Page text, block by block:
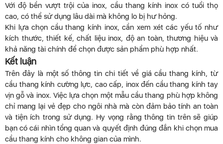
Với độ bền vượt trội của inox, cầu thang kính inox có tuổi thọ
cao, có thể sử dụng lâu dài mà không lo bị hư hỏng.
Khi lựa chọn cầu thang kính inox, cần xem xét các yếu tố như
kích thước, thiết kế, chất liệu inox, độ an toàn, thương hiệu và
khả năng tài chính để chọn được sản phẩm phù hợp nhất.
Kết luận
Trên đây là một số thông tin chi tiết về giá cầu thang kính, từ
cầu thang kính cường lực, cao cấp, inox đến cầu thang kính tay
vịn gỗ và inox. Việc lựa chọn một mẫu cầu thang phù hợp không
chỉ mang lại vẻ đẹp cho ngôi nhà mà còn đảm bảo tính an toàn
và tiện ích trong sử dụng. Hy vọng rằng thông tin trên sẽ giúp
bạn có cái nhìn tổng quan và quyết định đúng đắn khi chọn mua
cầu thang kính cho không gian của mình.